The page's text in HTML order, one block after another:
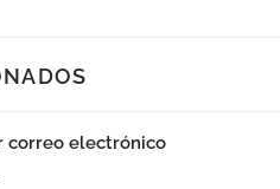
correo electrónico